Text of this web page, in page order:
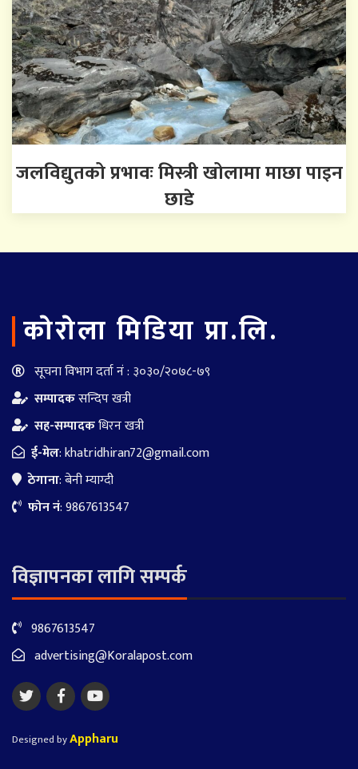
जलविद्युतको प्रभावः मिस्त्री खोलामा माछा पाइन
छाडे
काेराेला मिडिया प्रा.लि.
सूचना विभाग दर्ता नं : ३०३०/२०७८-७९
सम्पादकसन्दिप खत्री
सह-सम्पादकधिरन खत्री
ई-मेल:khatridhiran72@gmail.com
ठेगाना: बेनी म्याग्दी
फोन नं: 9867613547
विज्ञापनका लागि सम्पर्क
9867613547
advertising@Koralapost.com
Designed byAppharu